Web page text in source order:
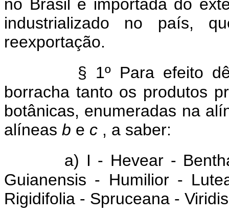
no Brasil e importada do
industrializado no país,
reexportação.
§ 1º Para efeito
borracha tanto os produtos
botânicas, enumeradas na
alíneas b e c , a saber:
a) I - Hevear -
Guianensis - Humilior -
Rigidifolia - Spruceana -